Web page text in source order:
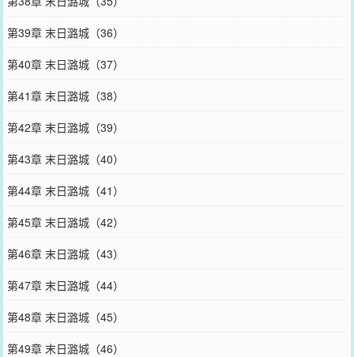
第39章 末日潞城（36）
第40章 末日潞城（37）
第41章 末日潞城（38）
第42章 末日潞城（39）
第43章 末日潞城（40）
第44章 末日潞城（41）
第45章 末日潞城（42）
第46章 末日潞城（43）
第47章 末日潞城（44）
第48章 末日潞城（45）
第49章 末日潞城（46）